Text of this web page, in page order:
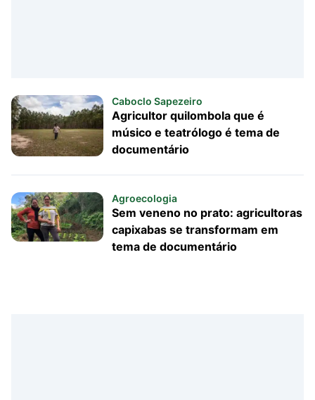
Caboclo Sapezeiro
Agricultor quilombola que é
músico e teatrólogo é tema de
documentário
Agroecologia
Sem veneno no prato: agricultoras
capixabas se transformam em
tema de documentário